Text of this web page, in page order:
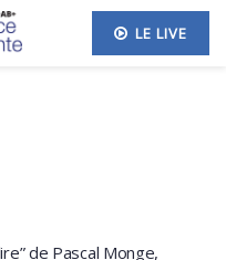
LE LIVE
de Pascal Monge,